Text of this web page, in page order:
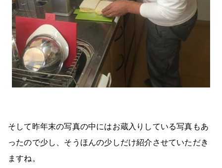
そして昨年末の写真の中にはお蔵入りしている写真もあ
ったので少し、そうほんの少しだけ紹介させていただき
ますね。